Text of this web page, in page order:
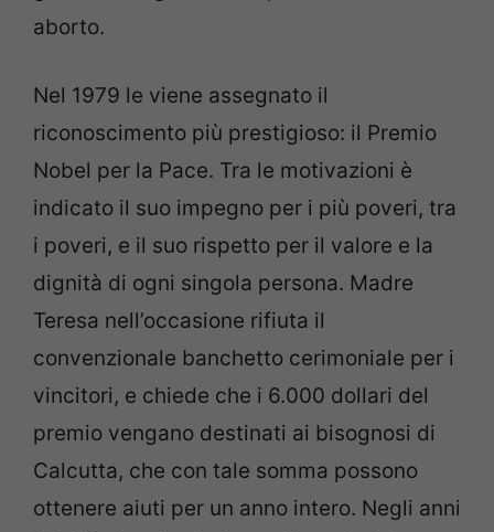
aborto.
Nel 1979 le viene assegnato il
riconoscimento più prestigioso: il Premio
Nobel per la Pace. Tra le motivazioni è
indicato il suo impegno per i più poveri, tra
i poveri, e il suo rispetto per il valore e la
dignità di ogni singola persona. Madre
Teresa nell’occasione rifiuta il
convenzionale banchetto cerimoniale per i
vincitori, e chiede che i 6.000 dollari del
premio vengano destinati ai bisognosi di
Calcutta, che con tale somma possono
ottenere aiuti per un anno intero. Negli anni